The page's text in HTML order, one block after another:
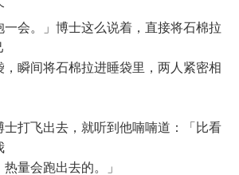
一会。」博士这么说着，直接将石棉拉
瞬间将石棉拉进睡袋里，两人紧密相
打飞出去，就听到他喃喃道：「比看
量会跑出去的。」